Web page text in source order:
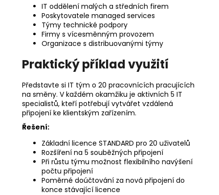
IT oddělení malých a středních firem
Poskytovatele managed services
Týmy technické podpory
Firmy s vícesměnným provozem
Organizace s distribuovanými týmy
Praktický příklad využití
Představte si IT tým o 20 pracovnících pracujících
na směny. V každém okamžiku je aktivních 5 IT
specialistů, kteří potřebují vytvářet vzdálená
připojení ke klientským zařízením.
Řešení:
Základní licence STANDARD pro 20 uživatelů
Rozšíření na 5 souběžných připojení
Při růstu týmu možnost flexibilního navýšení
počtu připojení
Poměrné doúčtování za nová připojení do
konce stávající licence